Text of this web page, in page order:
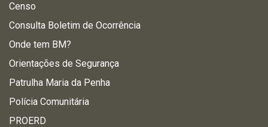
Censo
Consulta Boletim de Ocorrência
Onde tem BM?
Orientações de Segurança
Patrulha Maria da Penha
Polícia Comunitária
PROERD